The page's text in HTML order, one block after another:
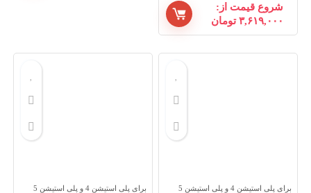
شروع قیمت از:
۳,۶۱۹,۰۰۰ تومان
برای پلی استیشن 4 و پلی استیشن 5 برای پلی استیشن 4 و پلی استیشن 5